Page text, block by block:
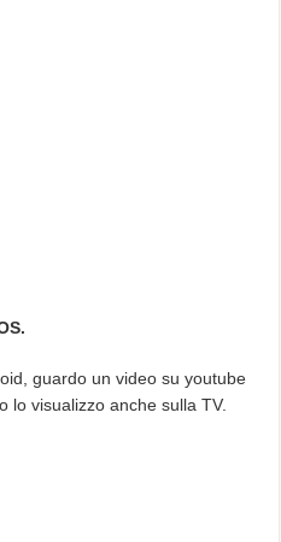
guardo un video su youtube
lo visualizzo anche sulla TV.